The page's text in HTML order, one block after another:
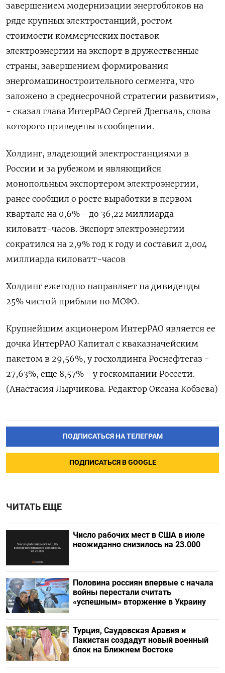
завершением модернизации энергоблоков на
ряде крупных электростанций, ростом
стоимости коммерческих поставок
электроэнергии на экспорт в дружественные
страны, завершением формирования
энергомашиностроительного сегмента, что
заложено в среднесрочной стратегии развития»,
- сказал глава ИнтерРАО Сергей Дрегваль, слова
которого приведены в сообщении.
Холдинг, владеющий электростанциями в
России и за рубежом и являющийся
монопольным экспортером электроэнергии,
ранее сообщил о росте выработки в первом
квартале на 0,6% - до 36,22 миллиарда
киловатт-часов. Экспорт электроэнергии
сократился на 2,9% год к году и составил 2,004
миллиарда киловатт-часов
Холдинг ежегодно направляет на дивиденды
25% чистой прибыли по МСФО.
Крупнейшим акционером ИнтерРАО является ее
дочка ИнтерРАО Капитал с кваказначейским
пакетом в 29,56%, у госхолдинга Роснефтегаз -
27,63%, еще 8,57% - у госкомпании Россети.
(Анастасия Лырчикова. Редактор Оксана Кобзева)
ПОДПИСАТЬСЯ НА ТЕЛЕГРАМ
ПОДПИСАТЬСЯ В GOOGLE
ЧИТАТЬ ЕЩЕ
Число рабочих мест в США в июле
неожиданно снизилось на 23.000
Половина россиян впервые с начала
войны перестали считать
«успешным» вторжение в Украину
Турция, Саудовская Аравия и
Пакистан создадут новый военный
блок на Ближнем Востоке